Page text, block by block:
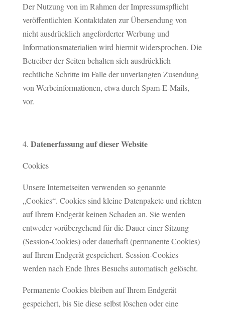
Der Nutzung von im Rahmen der Impressumspflicht
veröffentlichten Kontaktdaten zur Übersendung von
nicht ausdrücklich angeforderter Werbung und
Informationsmaterialien wird hiermit widersprochen. Die
Betreiber der Seiten behalten sich ausdrücklich
rechtliche Schritte im Falle der unverlangten Zusendung
von Werbeinformationen, etwa durch Spam-E-Mails,
vor.
Datenerfassung auf dieser Website
Cookies
Unsere Internetseiten verwenden so genannte
„Cookies“. Cookies sind kleine Datenpakete und richten
auf Ihrem Endgerät keinen Schaden an. Sie werden
entweder vorübergehend für die Dauer einer Sitzung
(Session-Cookies) oder dauerhaft (permanente Cookies)
auf Ihrem Endgerät gespeichert. Session-Cookies
werden nach Ende Ihres Besuchs automatisch gelöscht.
Permanente Cookies bleiben auf Ihrem Endgerät
gespeichert, bis Sie diese selbst löschen oder eine